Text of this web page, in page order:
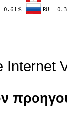
Internet